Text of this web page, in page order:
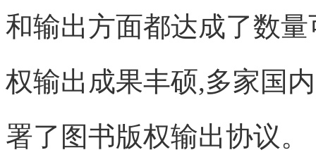
和输出方面都达成了数
权输出成果丰硕,多家国
署了图书版权输出协议。